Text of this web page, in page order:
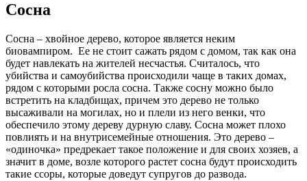
Сосна
Сосна – хвойное дерево, которое является неким
биовампиром. Ее не стоит сажать рядом с домом, так как она
будет навлекать на жителей несчастья. Считалось, что
убийства и самоубийства происходили чаще в таких домах,
рядом с которыми росла сосна. Также сосну можно было
встретить на кладбищах, причем это дерево не только
высаживали на могилах, но и плели из него венки, что
обеспечило этому дереву дурную славу. Сосна может плохо
повлиять и на внутрисемейные отношения. Это дерево –
«одиночка» предрекает такое положение и для своих хозяев, а
значит в доме, возле которого растет сосна будут происходить
такие ссоры, которые доведут супругов до развода.